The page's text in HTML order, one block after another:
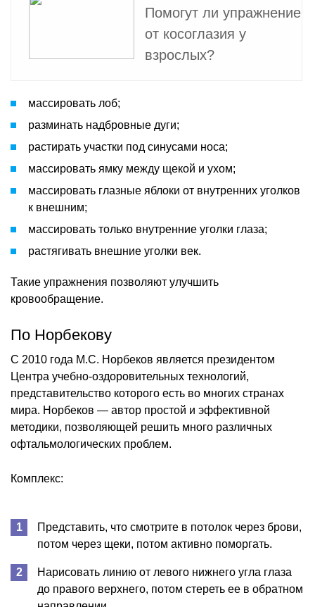
Помогут ли упражнение
от косоглазия у
взрослых?
массировать лоб;
разминать надбровные дуги;
растирать участки под синусами носа;
массировать ямку между щекой и ухом;
массировать глазные яблоки от внутренних уголков
к внешним;
массировать только внутренние уголки глаза;
растягивать внешние уголки век.
Такие упражнения позволяют улучшить
кровообращение.
По Норбекову
С 2010 года М.С. Норбеков является президентом
Центра учебно-оздоровительных технологий,
представительство которого есть во многих странах
мира. Норбеков — автор простой и эффективной
методики, позволяющей решить много различных
офтальмологических проблем.
Комплекс:
Представить, что смотрите в потолок через брови,
потом через щеки, потом активно поморгать.
Нарисовать линию от левого нижнего угла глаза
до правого верхнего, потом стереть ее в обратном